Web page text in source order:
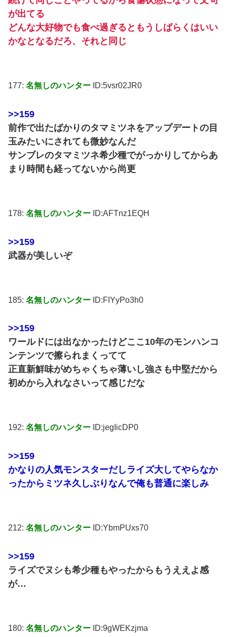
が出てる
どんな大好物でも食べ過ぎるともうしばらくはいい
かなとなるだろ、それと同じ
177: 名無しのハンター ID:5vsr02JR0
>>159
前作で出たばかりのタマミツネをアップデートの目
玉みたいにされても微妙なんだ
サンブレのタマミツネ希少種でがっかりしてからあ
まり時間も経ってないから尚更
178: 名無しのハンター ID:AFTnz1EQH
>>159
武器が美しいぞ
185: 名無しのハンター ID:FIYyPo3h0
>>159
ワールドには出なかったけどここ10年のモンハンコ
ンテンツで擦られまくってて
正直新鮮味がめちゃくちゃ薄いし強さも中堅だから
初めから入れなさいって感じだな
192: 名無しのハンター ID:jegIicDP0
>>159
かなりの人気モンスターだしライズ大してやらなか
ったからミツネ久しぶりなんで俺も普通に楽しみ
212: 名無しのハンター ID:YbmPUxs70
>>159
ライズでヌシも希少種もやったからもうええよ感
が…
180: 名無しのハンター ID:9gWEKzjma